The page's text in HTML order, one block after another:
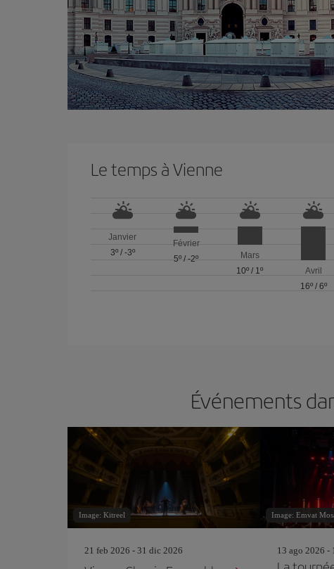
Le temps à Vienne
Janvier
3º/ -3º
Février
5º /-2º
Mars
10º / 1º
Avril
16º/ 6º
Événements
Image: Kitreel
21 feb 2026 - 31 dic 2026
Image: Emvat
13 ago 2026 -